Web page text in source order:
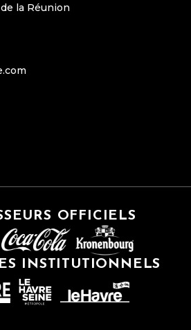
la Réunion
OFFICIELS
INSTITUTIONNELS